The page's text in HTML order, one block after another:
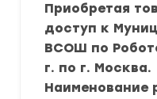
Приобретая
доступ к
ВСОШ по
г. по г. Москва.
Наименование